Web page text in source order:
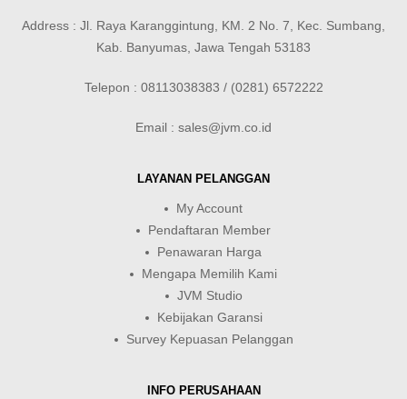
Address : Jl. Raya Karanggintung, KM. 2 No. 7, Kec. Sumbang,
Kab. Banyumas, Jawa Tengah 53183
Telepon : 08113038383 / (0281) 6572222
Email : sales@jvm.co.id
LAYANAN PELANGGAN
My Account
Pendaftaran Member
Penawaran Harga
Mengapa Memilih Kami
JVM Studio
Kebijakan Garansi
Survey Kepuasan Pelanggan
INFO PERUSAHAAN